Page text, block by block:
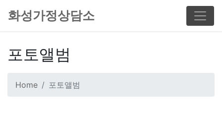
화성가정상담소
포토앨범
Home 포토앨범